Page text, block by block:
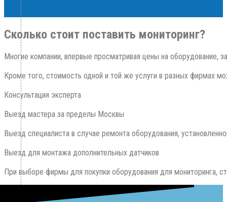
Сколько стоит поставить мониторинг?
Многие компании, впервые просматривая цены на оборудование,
Кроме того, стоимость одной и той же услуги в разных фирмах
Консультация эксперта
Выезд мастера за пределы Москвы
Выезд специалиста в случае ремонта оборудования,
Выезд для монтажа дополнительных датчиков
При выборе фирмы для покупки оборудования для мониторинга,